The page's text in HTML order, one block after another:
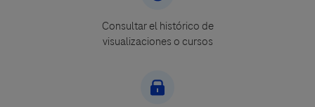
Consultar el histórico de
visualizaciones o cursos